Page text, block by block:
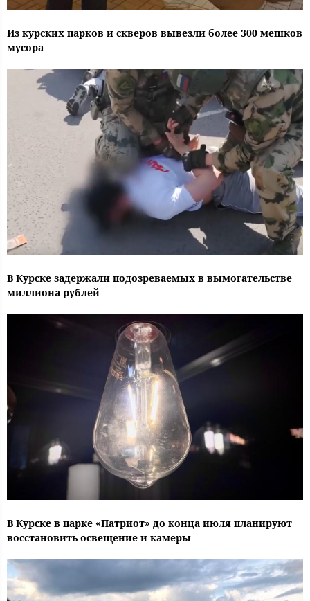
Из курских парков и скверов вывезли более 300 мешков
мусора
В Курске задержали подозреваемых в вымогательстве
миллиона рублей
В Курске в парке «Патриот» до конца июля планируют
восстановить освещение и камеры